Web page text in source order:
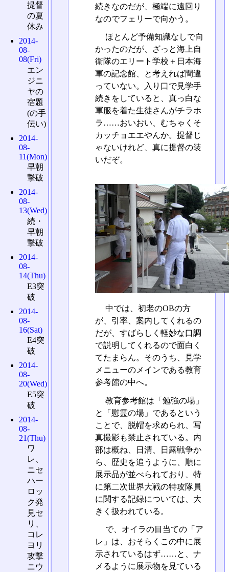
続きなのだが、極端に遠回り
なのでフェリーで向かう。
ほとんど予備知識なしで向
かったのだが、ざっと海上自
衛隊のエリート学校＋日本海
軍の記念館、と考えれば間違
っていない。入り口で見学手
続きをしていると、真っ白な
軍服を着た生徒さんがチラホ
ラ……おいおい、むちゃくそ
カッチョエエやんか。提督じ
ゃないけれど、真に提督の装
いだぞ。
中では、初老のOBの方
が、引率、案内してくれるの
だが、すばらしく軽妙な口調
で説明してくれるので面白く
てたまらん。そのうち、見学
メニューのメインである教育
参考館の中へ。
教育参考館は「勉強の場」
と「慰霊の場」であるという
ことで、脱帽を求められ、写
真撮影も禁止されている。内
部は概ね、日清、日露戦争か
ら、歴史を追うように、順に
展示品が並べられており、特
に第二次世界大戦の特攻隊員
に関する記録については、大
きく扱われている。
で、オイラの目当ての「ア
レ」は、おそらくこの中に展
示されているはず……と、ナ
メるように展示物を見ている
提督
の夏
休み
2014-
08-
08(Fri)
エン
ジニ
ヤの
宿題
(の手
伝い)
2014-
08-
11(Mon)
早朝
撃破
2014-
08-
13(Wed)
続・
早朝
撃破
2014-
08-
14(Thu)
E3突
破
2014-
08-
16(Sat)
E4突
破
2014-
08-
20(Wed)
E5突
破
2014-
08-
21(Thu)
ワ
レ、
ニセ
ハー
ロッ
ク発
見セ
リ、
コレ
ヨリ
攻撃
ニウ